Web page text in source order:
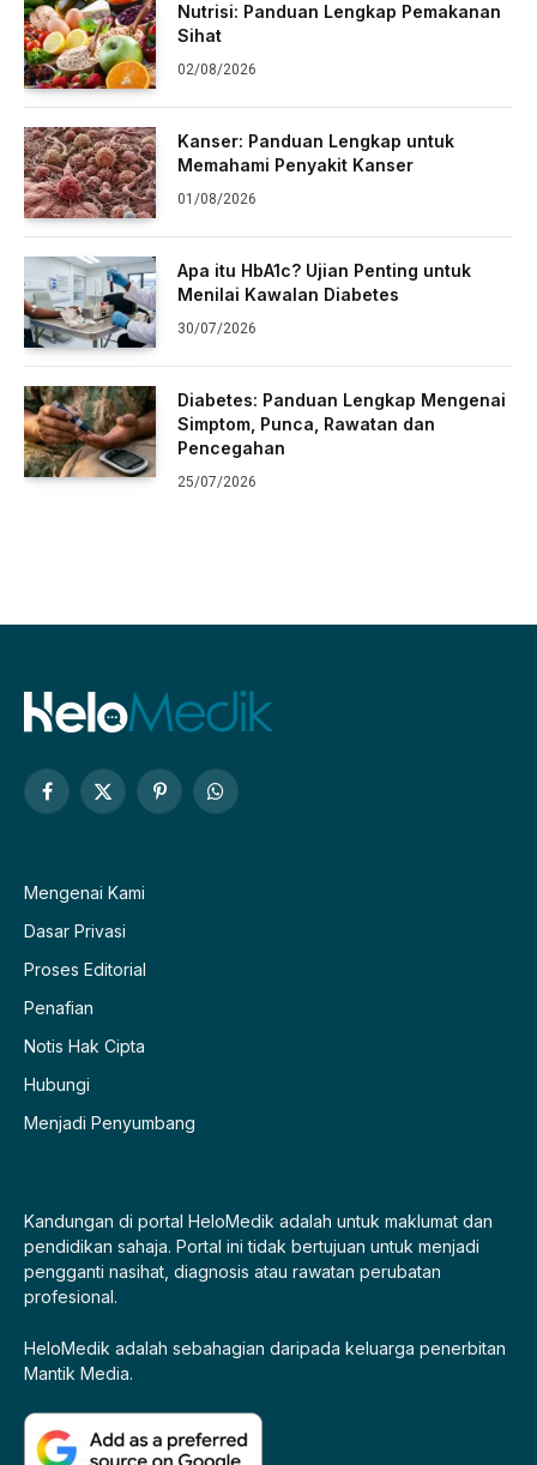
Nutrisi: Panduan Lengkap Pemakanan
Sihat
02/08/2026
Kanser: Panduan Lengkap untuk
Memahami Penyakit Kanser
01/08/2026
Apa itu HbA1c? Ujian Penting untuk
Menilai Kawalan Diabetes
30/07/2026
Diabetes: Panduan Lengkap Mengenai
Simptom, Punca, Rawatan dan
Pencegahan
25/07/2026
Facebook
X
PinterestWhatsApp
Mengenai Kami
Dasar Privasi
Proses Editorial
Penafian
Notis Hak Cipta
Hubungi
Menjadi Penyumbang
Kandungan di portal HeloMedik adalah untuk maklumat dan
pendidikan sahaja. Portal ini tidak bertujuan untuk menjadi
pengganti nasihat, diagnosis atau rawatan perubatan
profesional.
HeloMedik adalah sebahagian daripada keluarga penerbitan
Mantik Media.